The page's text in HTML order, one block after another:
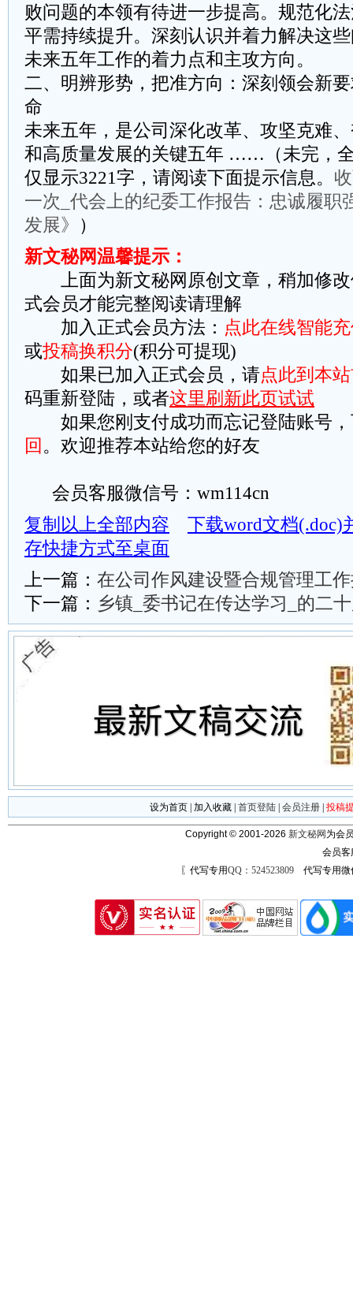
败问题的本领有待进一步提高。规范化
平需持续提升。深刻认识并着力解决这
未来五年工作的着力点和主攻方向。
二、明辨形势，把准方向：深刻领会新
命
未来五年，是公司深化改革、攻坚克难
和高质量发展的关键五年 ……（未完，
仅显示3221字，请阅读下面提示信息。
一次_代会上的纪委工作报告：忠诚履职
发展》
）
新文秘网温馨提示：
上面为新文秘网原创文章，稍加修改
式会员才能完整阅读请理解
加入正式会员方法： 点此在线智能
或投稿换积分(积分可提现)
如果已加入正式会员，请点此到本
码重新登陆，或者这里刷新此页试试
如果您刚支付成功而忘记登陆账号，
回 。欢迎推荐本站给您的好友
会员客服微信号：wm114cn
复制以上全部内容
下载word文档(.doc)
存快捷方式至桌面
上一篇： 在公司作风建设暨合规管理工
下一篇： 乡镇_委书记在传达学习_的二
设为首页 加入收藏 首页登陆 会员注册 投稿
Copyright © 2001-2026 新文秘网 为会
会员
〖代写专用QQ：524523809代写专用微